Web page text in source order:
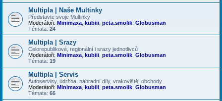
Multipla | Naše Multinky
Představte svoje Multinky
Moderátoři: Minimaxa kubiii peta.smolik Globusman
Témata: 24
Multipla | Srazy
Celorepublikové, regionální i srazy jednotlivců
Moderátoři: Minimaxa kubiii peta.smolik Globusman
Témata: 19
Multipla | Servis
Autoservisy, údržba, náhradní díly, vrakoviště, obchody
Moderátoři: Minimaxa kubiii peta.smolik Globusman
Témata: 66